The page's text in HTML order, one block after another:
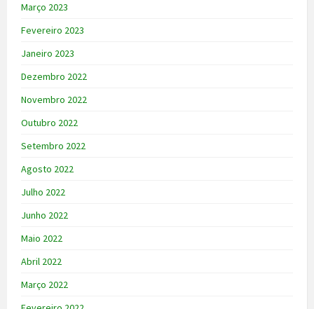
Março 2023
Fevereiro 2023
Janeiro 2023
Dezembro 2022
Novembro 2022
Outubro 2022
Setembro 2022
Agosto 2022
Julho 2022
Junho 2022
Maio 2022
Abril 2022
Março 2022